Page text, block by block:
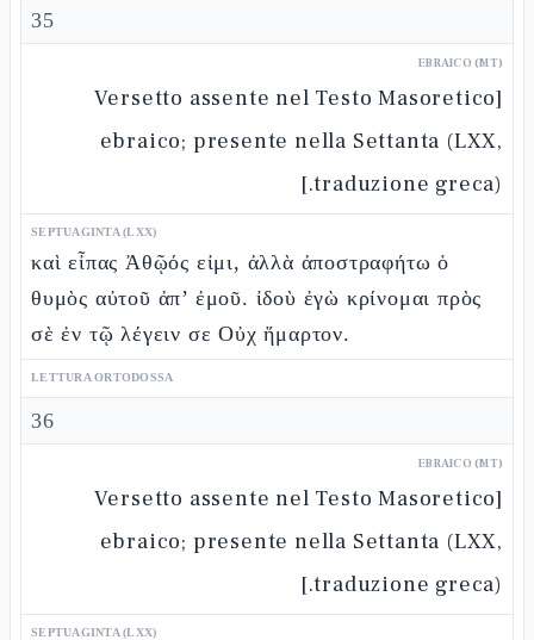
35
EBRAICO (MT)
[Versetto assente nel Testo Masoretico
ebraico; presente nella Settanta (LXX,
traduzione greca).]
SEPTUAGINTA (LXX)
καὶ εἶπας Ἀθῷός εἰμι, ἀλλὰ ἀποστραφήτω ὁ
θυμὸς αὐτοῦ ἀπ’ ἐμοῦ. ἰδοὺ ἐγὼ κρίνομαι πρὸς
σὲ ἐν τῷ λέγειν σε Οὐχ ἥμαρτον.
LETTURA ORTODOSSA
36
EBRAICO (MT)
[Versetto assente nel Testo Masoretico
ebraico; presente nella Settanta (LXX,
traduzione greca).]
SEPTUAGINTA (LXX)